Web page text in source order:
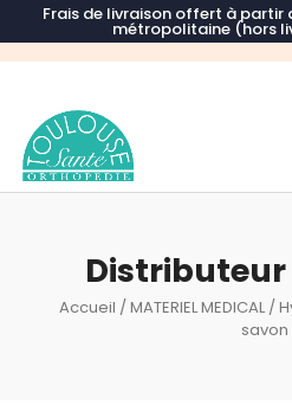
Frais de livraison offert à partir
métropolitaine (hors
Recherche
Distributeur
Accueil /MATERIEL MEDICAL /
savon